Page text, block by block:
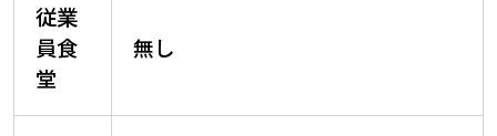
従業
員食
堂
無し